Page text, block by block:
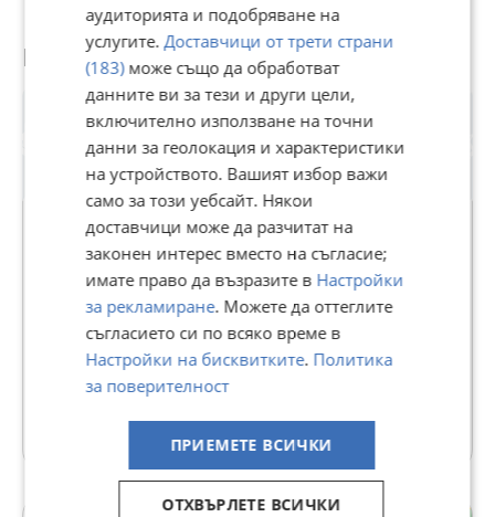
Потребител
МИРАДОР НЕДВИЖИМИ ИМОТИ
В Bazar.BG от 31 март 2025г.
Последно активен 24 юли в 11:53 ч.
7 Обяви
Още оферти на https://miradorbg2025.imot.bg
аудиторията и подобряване на
услугите. Доставчици от трети страни
(183)може също да обработват
данните ви за тези и други цели,
включително използване на точни
данни за геолокация и характеристики
на устройството. Вашият избор важи
само за този уебсайт. Някои
доставчици може да разчитат на
законен интерес вместо на съгласие;
имате право да възразите в Настройки
за рекламиране. Можете да оттеглите
съгласието си по всяко време в
Настройки на бисквитките. Политика
за поверителност
ПРИЕМЕТЕ ВСИЧКИ
ОТХВЪРЛЕТЕ ВСИЧКИ